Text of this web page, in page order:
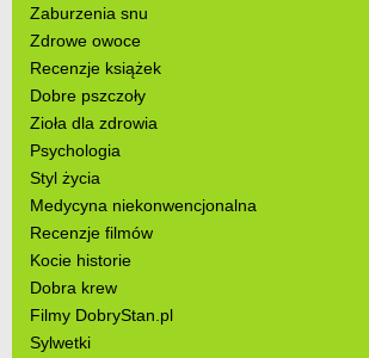
Zaburzenia snu
Zdrowe owoce
Recenzje książek
Dobre pszczoły
Zioła dla zdrowia
Psychologia
Styl życia
Medycyna niekonwencjonalna
Recenzje filmów
Kocie historie
Dobra krew
Filmy DobryStan.pl
Sylwetki